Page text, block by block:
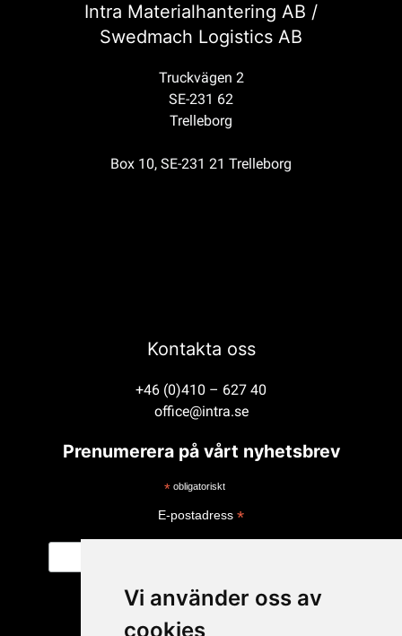
Vi använder oss av
cookies
Intra Materialhantering AB /
Swedmach Logistics AB
Truckvägen 2
SE-231 62
Trelleborg
Box 10, SE-231 21 Trelleborg
Kontakta oss
+46 (0)410 – 627 40
office@intra.se
Prenumerera på vårt nyhetsbrev
* obligatoriskt
E-postadress *